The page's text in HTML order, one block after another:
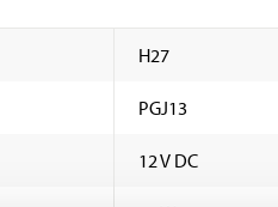
H27
PGJ13
12 V DC